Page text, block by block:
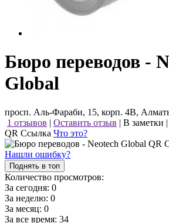
Бюро переводов -
Global
просп. Аль-Фараби, 15, корп. 4В,
1 отзывов | Оставить отзыв | В заметки |
QR Ссылка Что это?
Нашли ошибку?
Поднять в топ
Количество просмотров:
За сегодня: 0
За неделю: 0
За месяц: 0
За все время: 34